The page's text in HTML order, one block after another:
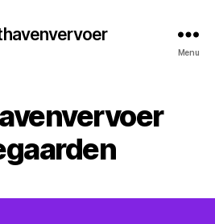
Menu